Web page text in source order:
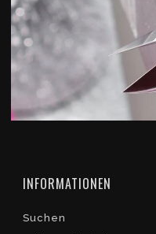
INFORMATIONEN
Suchen